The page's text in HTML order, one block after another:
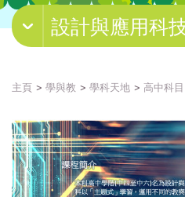
設計與應用科
主頁 學與教 學科天地 高中科目